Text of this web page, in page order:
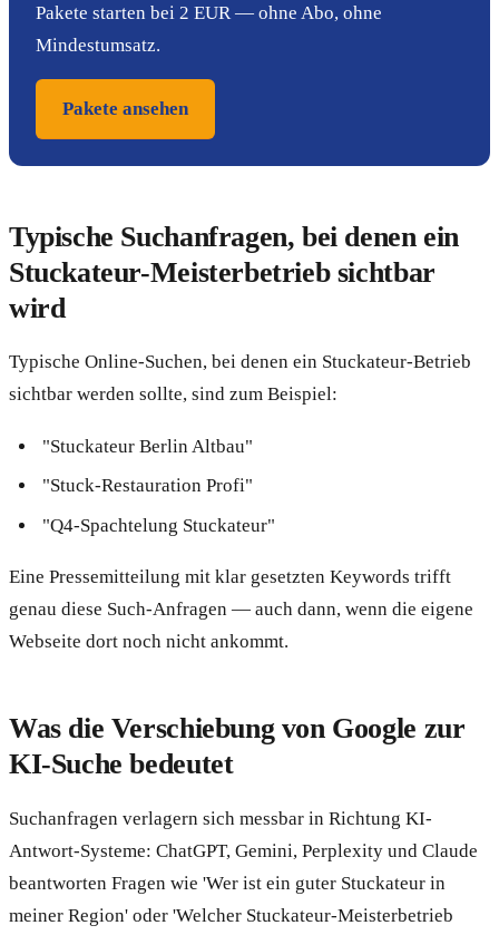
Pakete starten bei 2 EUR — ohne Abo, ohne
Mindestumsatz.
Pakete ansehen
Typische Suchanfragen, bei denen ein
Stuckateur-Meisterbetrieb sichtbar
wird
Typische Online-Suchen, bei denen ein Stuckateur-Betrieb
sichtbar werden sollte, sind zum Beispiel:
"Stuckateur Berlin Altbau"
"Stuck-Restauration Profi"
"Q4-Spachtelung Stuckateur"
Eine Pressemitteilung mit klar gesetzten Keywords trifft
genau diese Such-Anfragen — auch dann, wenn die eigene
Webseite dort noch nicht ankommt.
Was die Verschiebung von Google zur
KI-Suche bedeutet
Suchanfragen verlagern sich messbar in Richtung KI-
Antwort-Systeme: ChatGPT, Gemini, Perplexity und Claude
beantworten Fragen wie 'Wer ist ein guter Stuckateur in
meiner Region' oder 'Welcher Stuckateur-Meisterbetrieb